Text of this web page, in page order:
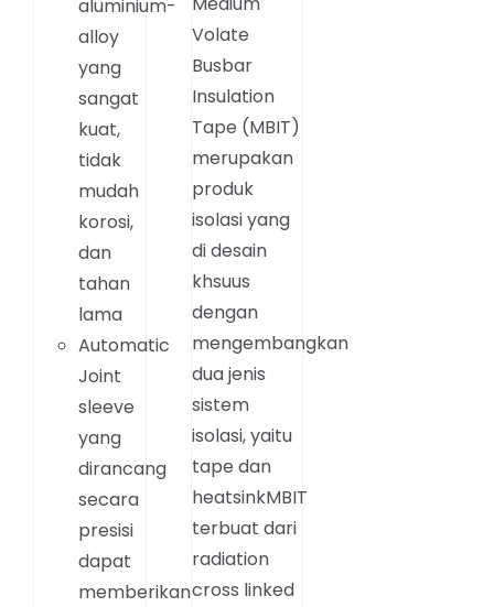
aluminium-
alloy
yang
sangat
kuat,
tidak
mudah
korosi,
dan
tahan
lama
Automatic
Joint
sleeve
yang
dirancang
secara
presisi
dapat
memberikan
Volate
Busbar
Insulation
Tape (MBIT)
merupakan
produk
isolasi yang
di desain
khsuus
dengan
mengembangkan
dua jenis
sistem
isolasi, yaitu
tape dan
heatsinkMBIT
terbuat dari
radiation
cross linked